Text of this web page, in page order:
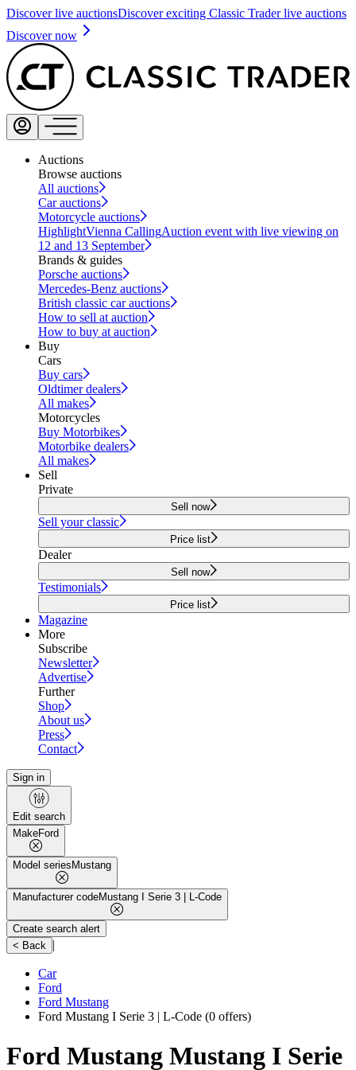
Discover live auctionsDiscover exciting Classic Trader live auctions
Discover now
Auctions
Browse auctions
All auctions
Car auctions
Motorcycle auctions
HighlightVienna CallingAuction event with live viewing on
12 and 13 September
Brands & guides
Porsche auctions
Mercedes-Benz auctions
British classic car auctions
How to sell at auction
How to buy at auction
Buy
Cars
Buy cars
Oldtimer dealers
All makes
Motorcycles
Buy Motorbikes
Motorbike dealers
All makes
Sell
Private
Sell now
Sell your classic
Price list
Dealer
Sell now
Testimonials
Price list
Magazine
More
Subscribe
Newsletter
Advertise
Further
Shop
About us
Press
Contact
Sign in
Edit search
MakeFord
Model series Mustang
Manufacturer codeMustang I Serie 3 | L-Code
Create search alert
< Back |
Car
Ford
Ford Mustang
Ford Mustang I Serie 3 | L-Code (0 offers)
Ford Mustang Mustang I Serie